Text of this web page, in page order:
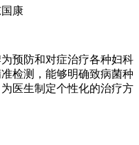
康
预防和对症治疗各种妇科
检测，能够明确致病菌种
医生制定个性化的治疗方